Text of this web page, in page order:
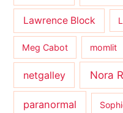
Lawrence Block
Meg Cabot momlit
netgalley Nora
paranormal